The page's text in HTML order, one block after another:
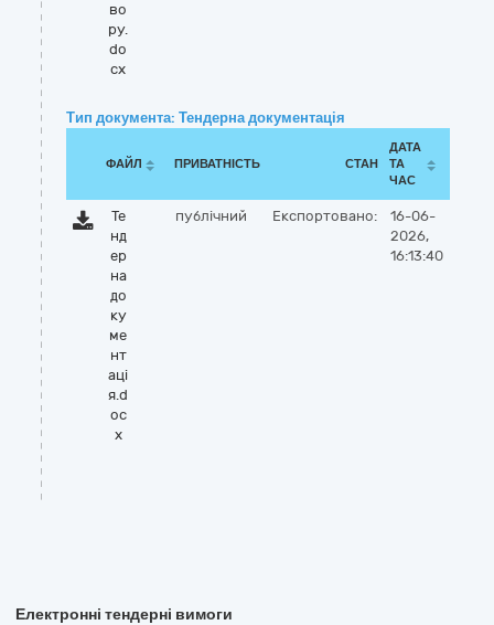
во
ру.
do
cx
Тип документа: Тендерна документація
ФАЙЛ ПРИВАТНІСТЬ СТАН
ДАТА
ТА
ЧАС
Те
нд
ер
на
до
ку
ме
нт
аці
я.d
oc
x
публічний Експортовано:
16-06-
2026,
16:13:40
Електронні тендерні вимоги